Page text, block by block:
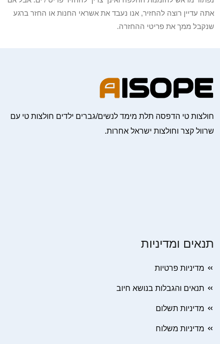
אתה עדיין רוצה להחזיר, אנו נעבד את אשראי החנות או החזר ברגע
שנקבל ממך את פריטי ההחזרה.
חולצות טי הדפסה תלת מימד לנשים/גברים ילדים חולצות טי עם
שרוול קצר וחולצות ישראל אחרות.
תנאים ומדיניות
מדיניות פרטיות
תנאים והגבלות בנושא חיוב
מדיניות תשלום
מדיניות משלוח